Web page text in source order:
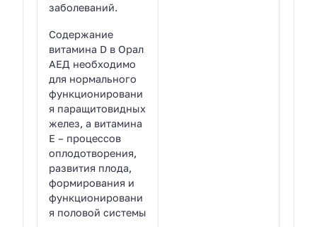
заболеваний.
Содержание
витамина D в Орал
АЕД необходимо
для нормального
функционировани
я паращитовидных
желез, а витамина
Е – процессов
оплодотворения,
развития плода,
формирования и
функционировани
я половой системы